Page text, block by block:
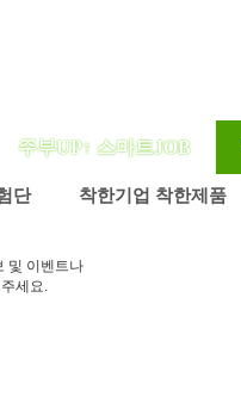
주부UP↑ 스마트JOB
단 착한기업 착한제품
및 이벤트나
세요.